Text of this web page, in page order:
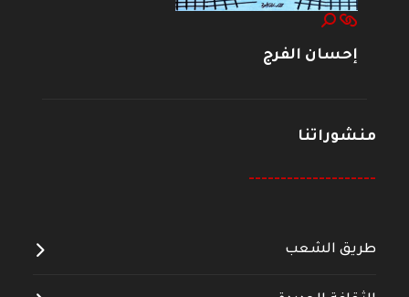
إحسان الفرج
منشوراتنا
--------------------
طريق الشعب